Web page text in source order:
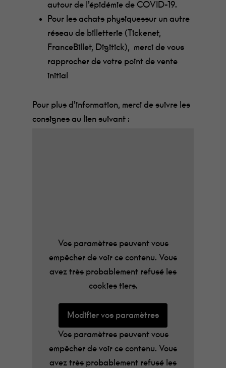
autour de l’épidémie de COVID-19.
Pour les achats physiquessur un autre
réseau de billetterie (Tickenet,
FranceBillet, Digitick), merci de vous
rapprocher de votre point de vente
initial
Pour plus d’information, merci de suivre les
consignes au lien suivant :
votre soutien dans cette situation inédite.
Prenez soin de vous.
Vos paramètres peuvent vous
empêcher de voir ce contenu. Vous
avez très probablement refusé les
Vos paramètres peuvent vous
empêcher de voir ce contenu. Vous
avez très probablement refusé les
cookies tiers.
Modifier vos paramètres